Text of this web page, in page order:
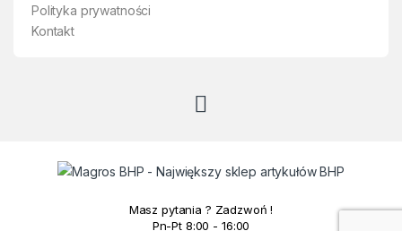
Polityka prywatności
Kontakt
Masz pytania ? Zadzwoń !
Pn-Pt 8:00 - 16:00